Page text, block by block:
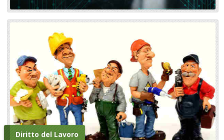
Diritto del Lavoro